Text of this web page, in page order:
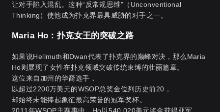
让对手陷入混乱。这种“反常规思维”（Unconventional
Thinking）使他成为扑克界最具威胁的对手之一。
Maria Ho：扑克女王的突破之路
如果说Hellmuth和Dwan代表了扑克界的巅峰对决，那么Maria
Ho则展现了女性在扑克领域突破传统束缚的壮丽篇章。
这位来自加州的华裔选手，
以超过2200万美元的WSOP总奖金位列历史前20，
却始终未能捧起象征最高荣誉的冠军奖杯。